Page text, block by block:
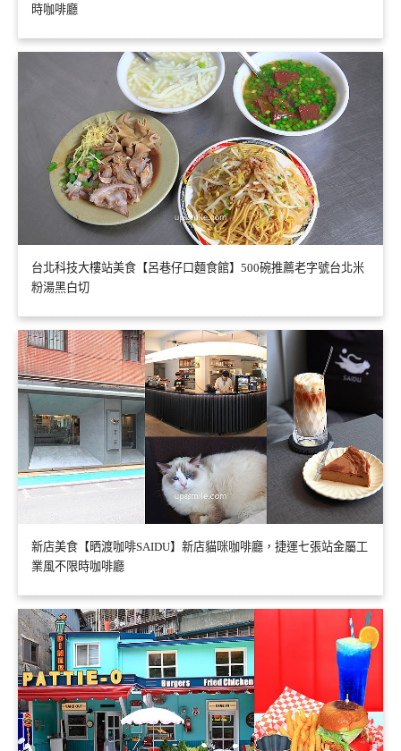
時咖啡廳
台北科技大樓站美食【呂巷仔口麵食館】500碗推薦老字號台北米
粉湯黑白切
新店美食【晒渡咖啡SAIDU】新店貓咪咖啡廳，捷運七張站金屬工
業風不限時咖啡廳